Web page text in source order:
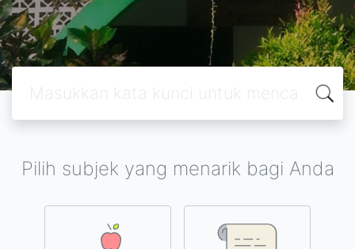
Pilih subjek yang menarik bagi Anda